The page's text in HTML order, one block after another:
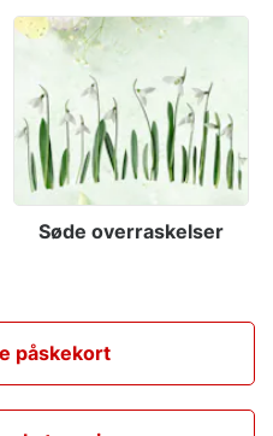
Søde overraskelser
påskekort